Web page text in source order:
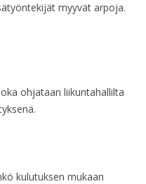
myyvät arpoja.
ohjataan liikuntahallilta
kulutuksen mukaan